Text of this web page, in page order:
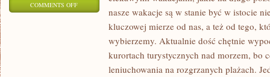
COMMENTS OFFON
nasze wakacje są w stanie być w istocie
kluczowej mierze od nas, a też od tego,
wybierzemy. Aktualnie dość chętnie
kurortach turystycznych nad morzem, bo
leniuchowania na rozgrzanych plażach.